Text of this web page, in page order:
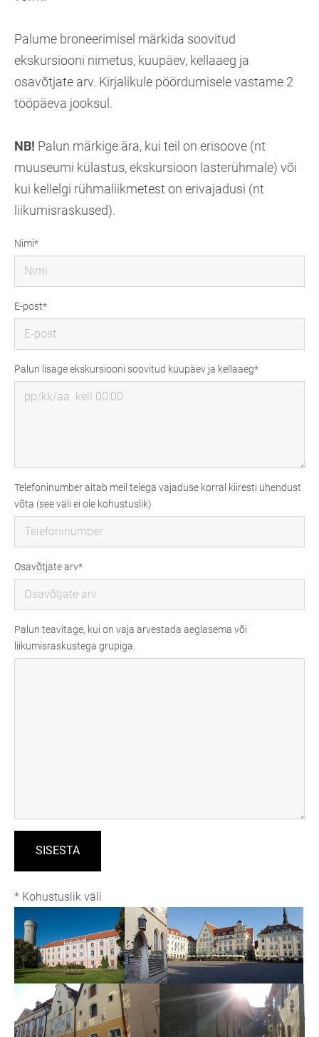
Palume broneerimisel märkida soovitud
ekskursiooni nimetus, kuupäev, kellaaeg ja
osavõtjate arv. Kirjalikule pöördumisele vastame 2
tööpäeva jooksul.
NB! Palun märkige ära, kui teil on erisoove (nt
muuseumi külastus, ekskursioon lasterühmale) või
kui kellelgi rühmaliikmetest on erivajadusi (nt
liikumisraskused).
Nimi
E-post
Palun lisage ekskursiooni soovitud kuupäev ja kellaaeg
Telefoninumber aitab meil teiega vajaduse korral kiiresti ühendust
võta (see väli ei ole kohustuslik)
Osavõtjate arv
Palun teavitage, kui on vaja arvestada aeglasema või
liikumisraskustega grupiga.
* Kohustuslik väli